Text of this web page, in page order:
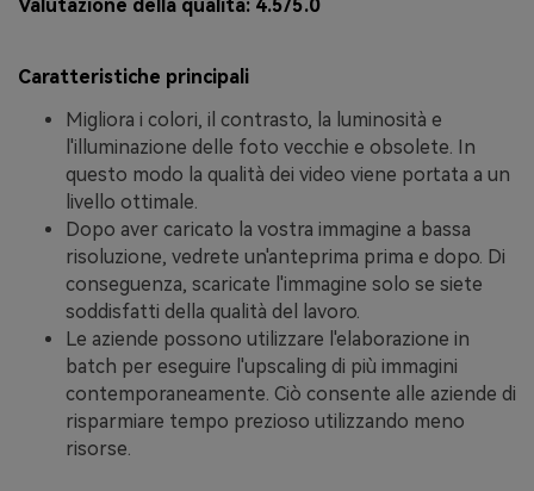
Valutazione della qualità: 4.5/5.0
Caratteristiche principali
Migliora i colori, il contrasto, la luminosità e
l'illuminazione delle foto vecchie e obsolete. In
questo modo la qualità dei video viene portata a un
livello ottimale.
Dopo aver caricato la vostra immagine a bassa
risoluzione, vedrete un'anteprima prima e dopo. Di
conseguenza, scaricate l'immagine solo se siete
soddisfatti della qualità del lavoro.
Le aziende possono utilizzare l'elaborazione in
batch per eseguire l'upscaling di più immagini
contemporaneamente. Ciò consente alle aziende di
risparmiare tempo prezioso utilizzando meno
risorse.